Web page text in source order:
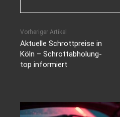
Vorheriger Artikel
Aktuelle Schrottpreise in
Köln – Schrottabholung-
top informiert